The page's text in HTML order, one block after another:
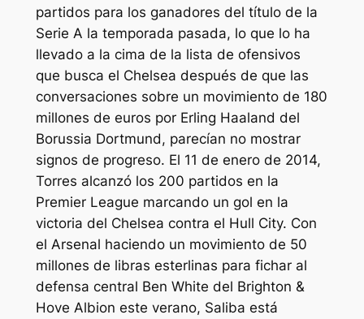
partidos para los ganadores del título de la
Serie A la temporada pasada, lo que lo ha
llevado a la cima de la lista de ofensivos
que busca el Chelsea después de que las
conversaciones sobre un movimiento de 180
millones de euros por Erling Haaland del
Borussia Dortmund, parecían no mostrar
signos de progreso. El 11 de enero de 2014,
Torres alcanzó los 200 partidos en la
Premier League marcando un gol en la
victoria del Chelsea contra el Hull City. Con
el Arsenal haciendo un movimiento de 50
millones de libras esterlinas para fichar al
defensa central Ben White del Brighton &
Hove Albion este verano, Saliba está